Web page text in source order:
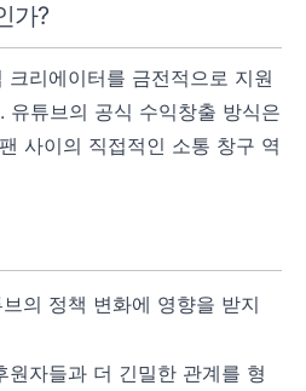
가?
리에이터를 금전적으로 지원
유튜브의 공식 수익창출 방식은
사이의 직접적인 소통 창구 역
의 정책 변화에 영향을 받지
원자들과 더 긴밀한 관계를 형